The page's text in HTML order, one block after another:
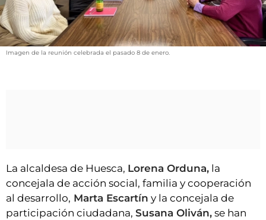
FIESTAS EN EL ALTO ARAGÓN
FIESTAS DE SAN LORENZO
AGENDA
CLUB DEL AMIGO MILITANTE
INICIAR SESIÓN
Imagen de la reunión celebrada el pasado 8 de enero.
La alcaldesa de Huesca, Lorena Orduna, la
concejala de acción social, familia y cooperación
al desarrollo, Marta Escartín y la concejala de
participación ciudadana, Susana Oliván, se han